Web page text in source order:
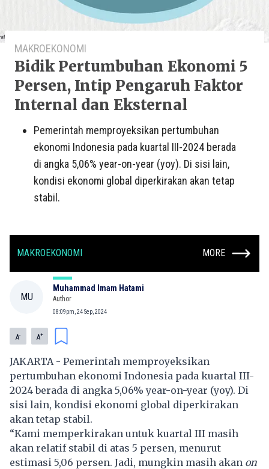
MAKROEKONOMI
Bidik Pertumbuhan Ekonomi 5
Persen, Intip Pengaruh Faktor
Internal dan Eksternal
Pemerintah memproyeksikan pertumbuhan
ekonomi Indonesia pada kuartal III-2024 berada
di angka 5,06% year-on-year (yoy). Di sisi lain,
kondisi ekonomi global diperkirakan akan tetap
stabil.
MAKROEKONOMI MORE
MU
Muhammad Imam Hatami
Author
08:09pm, 24 Sep, 2024
A- A+
JAKARTA - Pemerintah memproyeksikan
pertumbuhan ekonomi Indonesia pada kuartal III-
2024 berada di angka 5,06% year-on-year (yoy). Di
sisi lain, kondisi ekonomi global diperkirakan
akan tetap stabil.
“Kami memperkirakan untuk kuartal III masih
akan relatif stabil di atas 5 persen, menurut
estimasi 5,06 persen. Jadi, mungkin masih akan on